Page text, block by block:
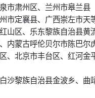
市肃州区、兰州市皋兰县
市定襄县、广西崇左市天
山区、乐东黎族自治县黄
内蒙古呼伦贝尔市陈巴尔
北京市丰台区、红河金
沙黎族自治县金波乡、曲